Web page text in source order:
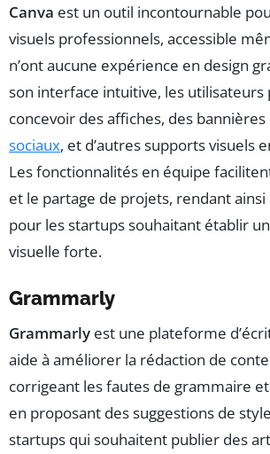
Canva est un outil incontournable
visuels professionnels, accessible
n’ont aucune expérience en design
son interface intuitive, les utilisateurs
concevoir des affiches, des
sociaux, et d’autres supports visuels
Les fonctionnalités en équipe
et le partage de projets, rendant ainsi
pour les startups souhaitant établir
visuelle forte.
Grammarly
Grammarly est une plateforme
aide à améliorer la rédaction de
corrigeant les fautes de grammaire
en proposant des suggestions de
startups qui souhaitent publier des